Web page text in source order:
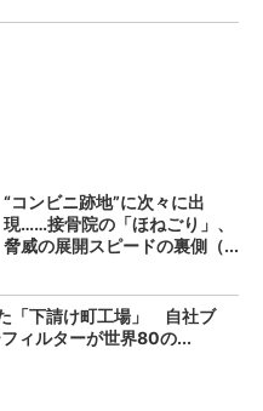
“コンビニ跡地”に次々に出
現……接骨院の「ほねごり」、
脅威の展開スピードの裏側（...
「下請け町工場」 自社ブ
ィルターが世界80の...